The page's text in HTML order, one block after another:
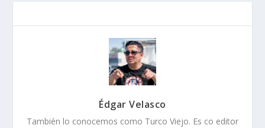
Édgar Velasco
También lo conocemos como Turco Viejo. Es co editor